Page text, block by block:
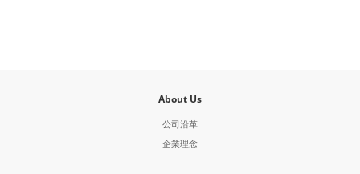
About Us
公司沿革
企業理念